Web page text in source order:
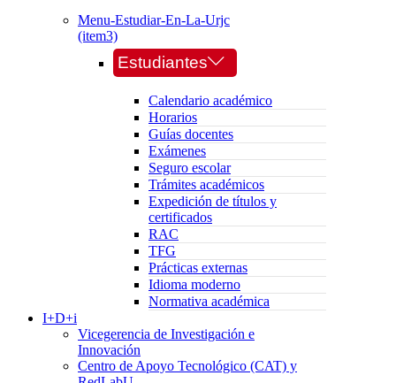
Menu-Estudiar-En-La-Urjc
(item3)
Estudiantes
Calendario académico
Horarios
Guías docentes
Exámenes
Seguro escolar
Trámites académicos
Expedición de títulos y
certificados
RAC
TFG
Prácticas externas
Idioma moderno
Normativa académica
I+D+i
Vicegerencia de Investigación e
Innovación
Centro de Apoyo Tecnológico (CAT) y